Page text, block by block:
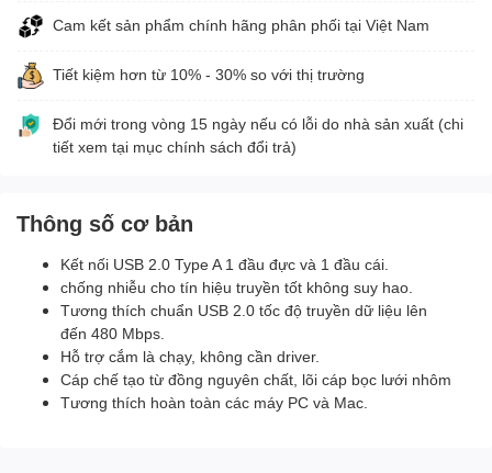
Cam kết sản phẩm chính hãng phân phối tại Việt Nam
Tiết kiệm hơn từ 10% - 30% so với thị trường
Đổi mới trong vòng 15 ngày nếu có lỗi do nhà sản xuất (chi
tiết xem tại mục chính sách đổi trả)
Thông số cơ bản
Kết nối USB 2.0 Type A 1 đầu đực và 1 đầu cái.
chống nhiễu cho tín hiệu truyền tốt không suy hao.
Tương thích chuẩn USB 2.0 tốc độ truyền dữ liệu lên
đến 480 Mbps.
Hỗ trợ cắm là chạy, không cần driver.
Cáp chế tạo từ đồng nguyên chất, lõi cáp bọc lưới nhôm
Tương thích hoàn toàn các máy PC và Mac.